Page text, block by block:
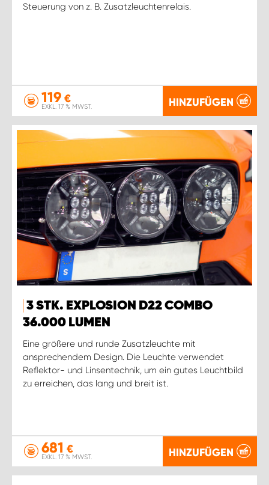
Steuerung von z. B. Zusatzleuchtenrelais.
119 €
EXKL. 17 % MWST. HINZUFÜGEN
3 STK. EXPLOSION D22 COMBO
36.000 LUMEN
Eine größere und runde Zusatzleuchte mit
ansprechendem Design. Die Leuchte verwendet
Reflektor- und Linsentechnik, um ein gutes Leuchtbild
zu erreichen, das lang und breit ist.
681 €
EXKL. 17 % MWST. HINZUFÜGEN